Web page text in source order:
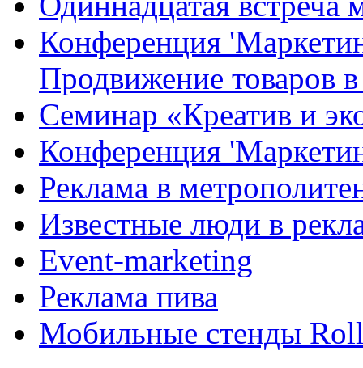
Конференция
Продвижение товаров
Семинар «Креатив и
Конференция
Реклама в
Известные люди в
Event-marketing
Реклама пива
Мобильные стенды